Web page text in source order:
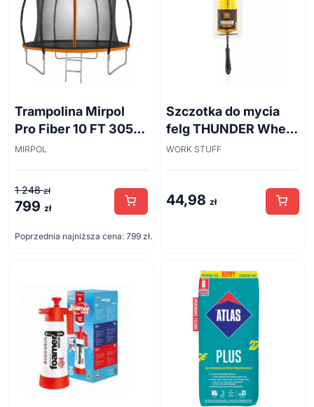
Trampolina Mirpol
Pro Fiber 10 FT 305
cm + siatka
MIRPOL
1 248zł
Pierwotna
wynosiła:
799 zł
Aktualna
wynosi:
Poprzednia najniższa cena: 799 zł.
Szczotka do mycia
felg THUNDER Wheel
Brush 45cm
WORK STUFF
44,98 zł